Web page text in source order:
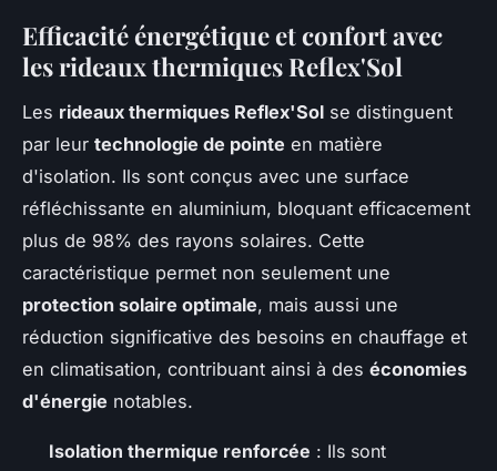
Efficacité énergétique et confort avec
les rideaux thermiques Reflex'Sol
Les rideaux thermiques Reflex'Sol se distinguent
par leur technologie de pointe en matière
d'isolation. Ils sont conçus avec une surface
réfléchissante en aluminium, bloquant efficacement
plus de 98% des rayons solaires. Cette
caractéristique permet non seulement une
protection solaire optimale, mais aussi une
réduction significative des besoins en chauffage et
en climatisation, contribuant ainsi à des économies
d'énergie notables.
Isolation thermique renforcée : Ils sont